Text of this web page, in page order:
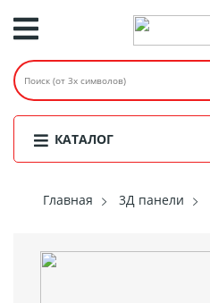
КАТАЛОГ
Главная 3Д панели